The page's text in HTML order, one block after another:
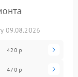
09.08.2026
420 р
470 р